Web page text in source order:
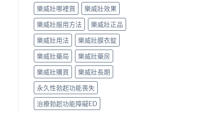
樂威壯哪裡買
樂威壯效果
樂威壯服用方法
樂威壯正品
樂威壯用法
樂威壯膜衣錠
樂威壯藥局
樂威壯藥房
樂威壯購買
樂威壯長期
永久性勃起功能喪失
治療勃起功能障礙ED